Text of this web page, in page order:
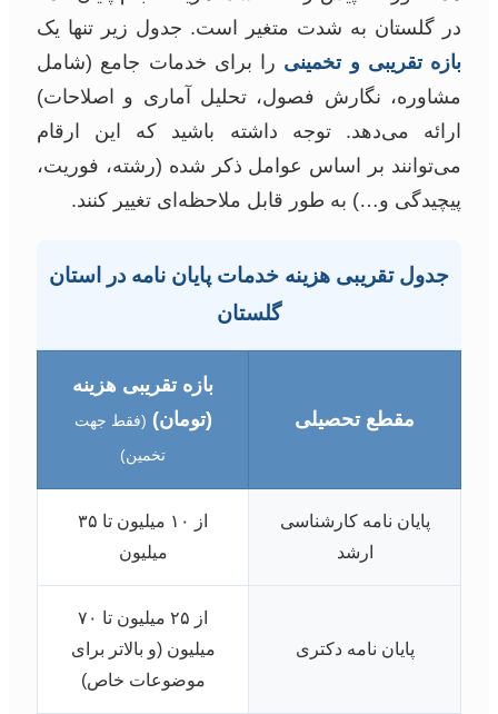
در گلستان به شدت متغیر است. جدول زیر تنها یک
بازه تقریبی و تخمینی را برای خدمات جامع (شامل
مشاوره، نگارش فصول، تحلیل آماری و اصلاحات)
ارائه می‌دهد. توجه داشته باشید که این ارقام
می‌توانند بر اساس عوامل ذکر شده (رشته، فوریت،
پیچیدگی و…) به طور قابل ملاحظه‌ای تغییر کنند.
جدول تقریبی هزینه خدمات پایان نامه در استان
گلستان
مقطع تحصیلی
بازه تقریبی هزینه
(تومان) (فقط جهت
تخمین)
پایان نامه کارشناسی
ارشد
از ۱۰ میلیون تا ۳۵
میلیون
پایان نامه دکتری
از ۲۵ میلیون تا ۷۰
میلیون (و بالاتر برای
موضوعات خاص)